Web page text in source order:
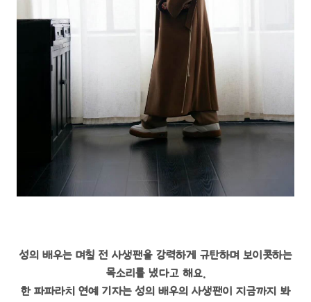
성의 배우는 며칠 전 사생팬을 강력하게 규탄하며 보이콧하는
목소리를 냈다고 해요.
한 파파라치 연예 기자는 성의 배우의 사생팬이 지금까지 봐